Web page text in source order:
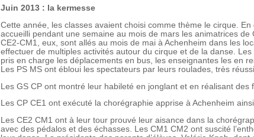
Juin 2013 : la kermesse
Cette année, les classes avaient choisi comme thème le cirque. En
accueilli pendant une semaine au mois de mars les animatrices
CE2-CM1, eux, sont allés au mois de mai à Achenheim dans les
effectuer de multiples activités autour du cirque et de la danse.
pris en charge les déplacements en bus, les enseignantes les en
Les PS MS ont ébloui les spectateurs par leurs roulades, très
Les GS CP ont montré leur habileté en jonglant et en réalisant des
Les CP CE1 ont exécuté la chorégraphie apprise à Achenheim
Les CE2 CM1 ont à leur tour prouvé leur aisance dans la
avec des pédalos et des échasses. Les CM1 CM2 ont suscité